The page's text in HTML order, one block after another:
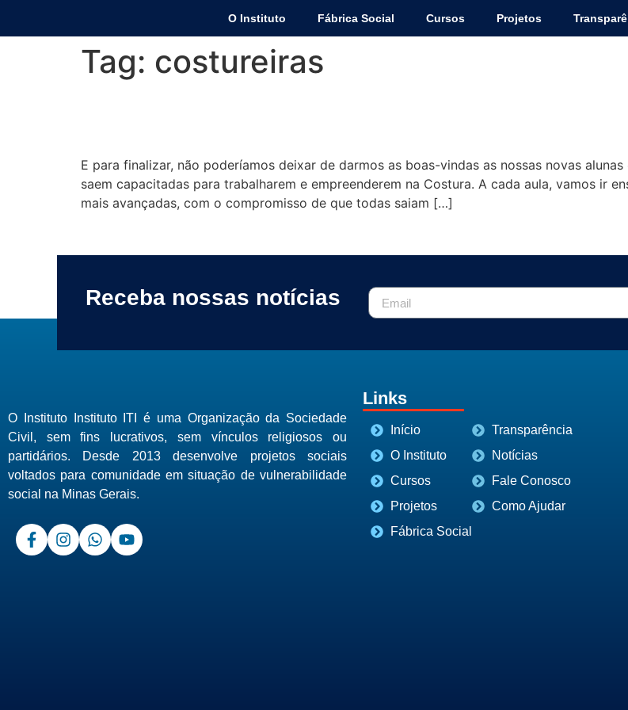
O Instituto Fábrica Social Cursos Projetos
Tag: costureiras
E para finalizar, não poderíamos deixar de darmos as boas-vindas as nossas novas
saem capacitadas para trabalharem e empreenderem na Costura. A cada aula, vamos ir
mais avançadas, com o compromisso de que todas saiam […]
Receba nossas notícias
O Instituto Instituto ITI é uma Organização da Sociedade
Civil, sem fins lucrativos, sem vínculos religiosos ou
partidários. Desde 2013 desenvolve projetos sociais
voltados para comunidade em situação de vulnerabilidade
social na Minas Gerais.
Links
Início
O Instituto
Cursos
Projetos
Fábrica Social
Transparência
Notícias
Fale Conosco
Como Ajudar